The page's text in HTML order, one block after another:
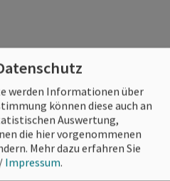
Leaflet
Inhalte laden?
Immer
werden Informationen über
können diese auch an
Auswertung,
die hier vorgenommenen
Mehr dazu erfahren Sie
/ Impressum.